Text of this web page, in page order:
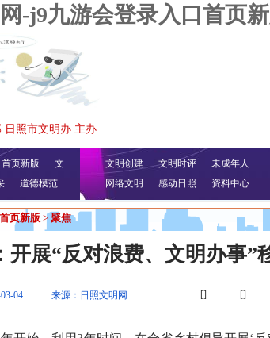
-j9九游会登录入口首页
日照市文明办 主办
页新版
文
公益视频
道德模范
文明创建 文明时评
未成年人
网络文明
感动日照 资料中心
页新版> 聚焦
开展“反对浪费、文明办事”
04 来源：日照文明网 [] []